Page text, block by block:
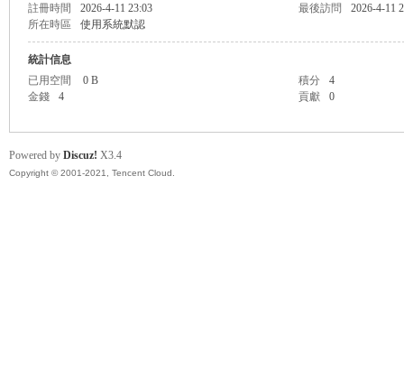
註冊時間
2026-4-11 23:03 最後訪問
2026-4-11
所在時區
使用系統默認
統計信息
已用空間
0 B 積分
4
金錢
4 貢獻 0
Powered by Discuz! X3.4
Copyright © 2001-2021, Tencent Cloud.